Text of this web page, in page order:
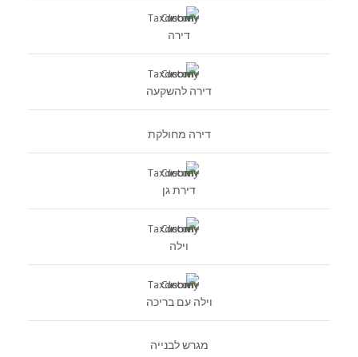
דירה
דירה להשקעה
דירה מחולקת
דירת גן
וילה
וילה עם בריכה
מגרש לבנייה